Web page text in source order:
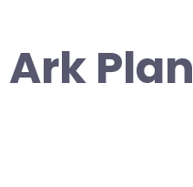
Ark Plan